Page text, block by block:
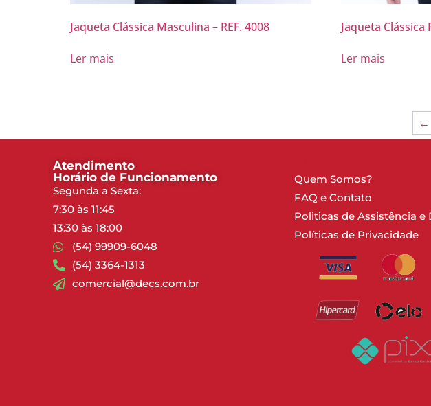
Jaqueta Clássica Masculina – REF. 4008
Ler mais
Jaqueta Clássica
Ler mais
←
Atendimento
Horário de Funcionamento
Segunda a Sexta:
7:30 às 11:45
13:30 às 18:00
(54) 99909-6048
(54) 3364-1313
comercial@decs.com.br
Quem Somos?
FAQ e Contato
Politicas de Assistência e
Políticas de Privacidade